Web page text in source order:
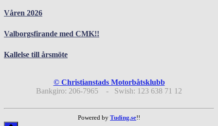
Våren 2026
Valborgsfirande med CMK!!
Kallelse till årsmöte
© Christianstads Motorbåtsklubb
Bankgiro: 206-7965 - Swish: 123 638 71 12
Powered by Tuding.se!!